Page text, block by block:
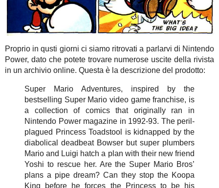
Proprio in qusti giorni ci siamo ritrovati a parlarvi di Nintendo
Power, dato che potete trovare numerose uscite della rivista
in un archivio online. Questa è la descrizione del prodotto:
Super Mario Adventures, inspired by the
bestselling Super Mario video game franchise, is
a collection of comics that originally ran in
Nintendo Power magazine in 1992-93. The peril-
plagued Princess Toadstool is kidnapped by the
diabolical deadbeat Bowser but super plumbers
Mario and Luigi hatch a plan with their new friend
Yoshi to rescue her. Are the Super Mario Bros’
plans a pipe dream? Can they stop the Koopa
King before he forces the Princess to be his